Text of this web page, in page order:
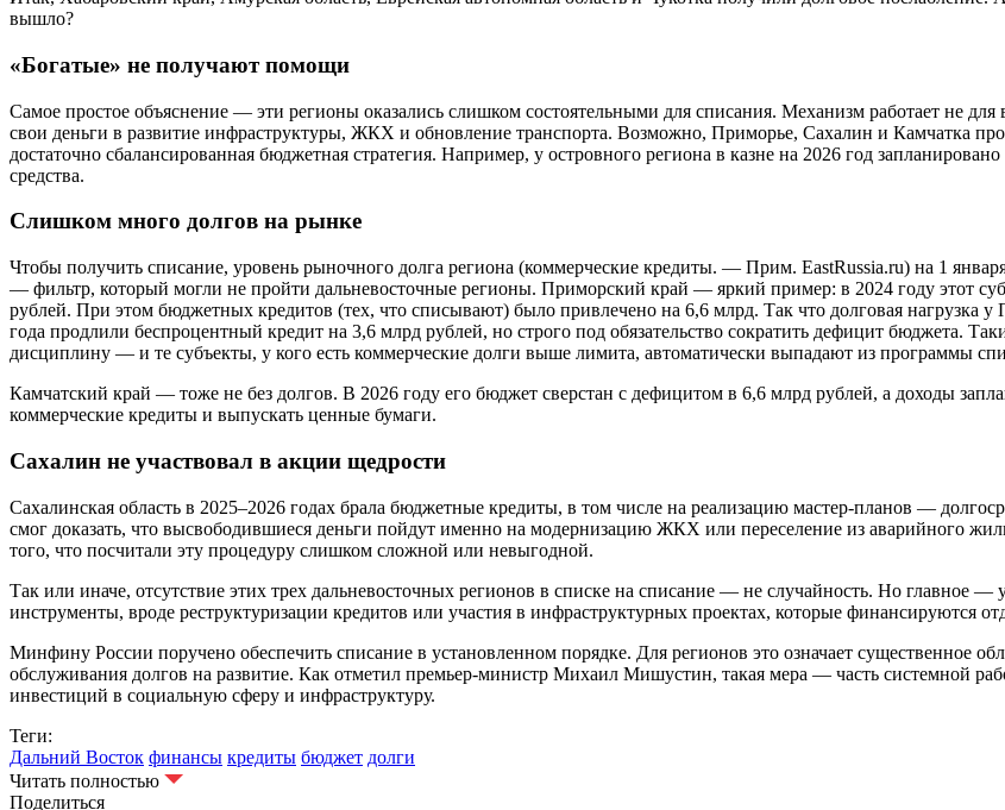
вышло?
«Богатые» не получают помощи
Самое простое объяснение — эти регионы оказались слишком состоятельными для списания. Механизм работает не для
свои деньги в развитие инфраструктуры, ЖКХ и обновление транспорта. Возможно, Приморье, Сахалин и Камчатка
достаточно сбалансированная бюджетная стратегия. Например, у островного региона в казне на 2026 год
средства.
Слишком много долгов на рынке
Чтобы получить списание, уровень рыночного долга региона (коммерческие кредиты. — Прим. EastRussia.ru) на 1
— фильтр, который могли не пройти дальневосточные регионы. Приморский край — яркий пример: в 2024 году этот
рублей. При этом бюджетных кредитов (тех, что списывают) было привлечено на 6,6 млрд. Так что долговая нагрузка
года продлили беспроцентный кредит на 3,6 млрд рублей, но строго под обязательство сократить дефицит бюджета.
дисциплину — и те субъекты, у кого есть коммерческие долги выше лимита, автоматически выпадают из программы
Камчатский край — тоже не без долгов. В 2026 году его бюджет сверстан с дефицитом в 6,6 млрд рублей, а доходы
коммерческие кредиты и выпускать ценные бумаги.
Сахалин не участвовал в акции щедрости
Сахалинская область в 2025–2026 годах брала бюджетные кредиты, в том числе на реализацию мастер-планов —
смог доказать, что высвободившиеся деньги пойдут именно на модернизацию ЖКХ или переселение из аварийного
того, что посчитали эту процедуру слишком сложной или невыгодной.
Так или иначе, отсутствие этих трех дальневосточных регионов в списке на списание — не случайность. Но главное —
инструменты, вроде реструктуризации кредитов или участия в инфраструктурных проектах, которые финансируются
Минфину России поручено обеспечить списание в установленном порядке. Для регионов это означает существенное
обслуживания долгов на развитие. Как отметил премьер-министр Михаил Мишустин, такая мера — часть системной
инвестиций в социальную сферу и инфраструктуру.
Теги:
Дальний Восток финансы кредиты бюджет долги
Читать полностью
Поделиться